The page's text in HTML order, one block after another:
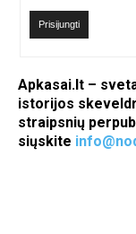
Prisijungti
Apkasai.lt –
istorijos
straipsnių
siųskite